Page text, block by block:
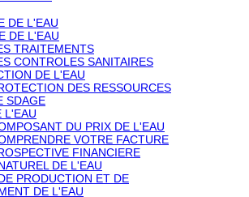
DE L'EAU
DE L'EAU
TRAITEMENTS
CONTROLES SANITAIRES
DE L'EAU
DES RESSOURCES
SDAGE
L'EAU
DU PRIX DE L'EAU
VOTRE FACTURE
FINANCIERE
DE L'EAU
PRODUCTION ET DE
DE L'EAU